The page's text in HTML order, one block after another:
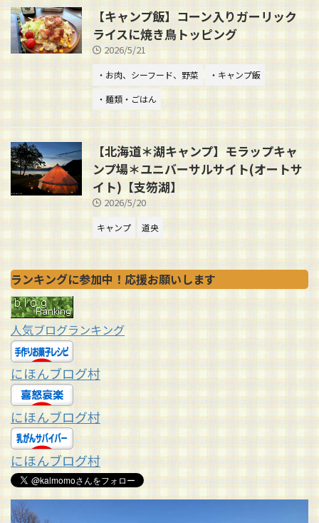
【キャンプ飯】コーン入りガーリック
ライスに焼き鳥トッピング
2026/5/21
・お肉、シーフード、野菜
・キャンプ飯
・麺類・ごはん
【北海道＊湖キャンプ】モラップキャ
ンプ場＊ユニバーサルサイト(オートサ
イト)【支笏湖】
2026/5/20
キャンプ 道央
ランキングに参加中！応援お願いします
人気ブログランキング
にほんブログ村
にほんブログ村
にほんブログ村